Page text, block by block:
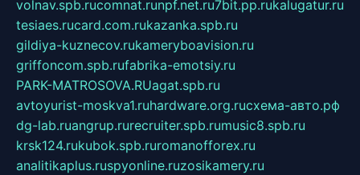
volnav.spb.rucomnat.runpf.net.ru7bit.pp.rukalugatur.ru
tesiaes.rucard.com.rukazanka.spb.ru
gildiya-kuznecov.rukameryboavision.ru
griffoncom.spb.rufabrika-emotsiy.ru
PARK-MATROSOVA.RUagat.spb.ru
avtoyurist-moskva1.ruhardware.org.ruсхема-авто.рф
dg-lab.ruangrup.rurecruiter.spb.rumusic8.spb.ru
krsk124.rukubok.spb.ruromanofforex.ru
analitikaplus.ruspyonline.ruzosikamery.ru